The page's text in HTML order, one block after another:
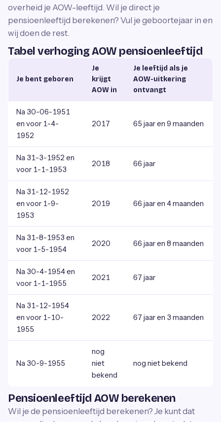
overheid je AOW-leeftijd. Wil je direct je
pensioenleeftijd berekenen? Vul je geboortejaar in en
wij doen de rest.
Tabel verhoging AOW pensioenleeftijd
Je bent geboren
Je
krijgt
AOW in
Je leeftijd als je
AOW-uitkering
ontvangt
Na 30-06-1951
en voor 1-4-
1952
2017 65 jaar en 9 maanden
Na 31-3-1952 en
voor 1-1-1953
2018 66 jaar
Na 31-12-1952
en voor 1-9-
1953
2019 66 jaar en 4 maanden
Na 31-8-1953 en
voor 1-5-1954
2020 66 jaar en 8 maanden
Na 30-4-1954 en
voor 1-1-1955
2021 67 jaar
Na 31-12-1954
en voor 1-10-
1955
2022 67 jaar en 3 maanden
Na 30-9-1955
nog
niet
bekend
nog niet bekend
Pensioenleeftijd AOW berekenen
Wil je de pensioenleeftijd berekenen? Je kunt dat